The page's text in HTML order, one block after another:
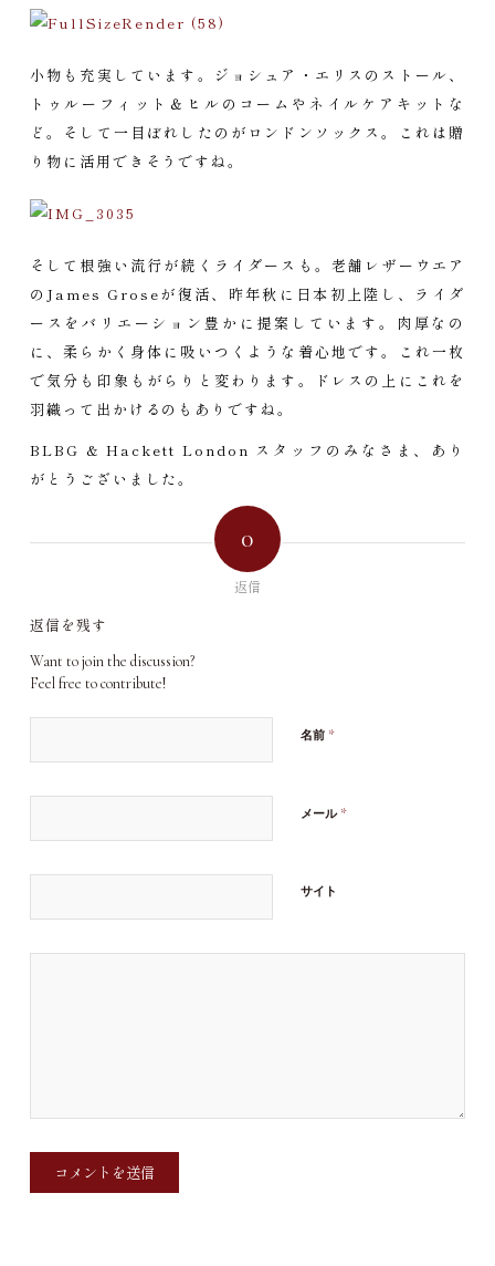
小物も充実しています。ジョシュア・エリスのストール、
トゥルーフィット＆ヒルのコームやネイルケアキットな
ど。そして一目ぼれしたのがロンドンソックス。これは贈
り物に活用できそうですね。
そして根強い流行が続くライダースも。老舗レザーウエア
のJames Groseが復活、昨年秋に日本初上陸し、ライダ
ースをバリエーション豊かに提案しています。肉厚なの
に、柔らかく身体に吸いつくような着心地です。これ一枚
で気分も印象もがらりと変わります。ドレスの上にこれを
羽織って出かけるのもありですね。
BLBG & Hackett London スタッフのみなさま、あり
がとうございました。
0
返信
返信を残す
Want to join the discussion?
Feel free to contribute!
名前 *
メール *
サイト